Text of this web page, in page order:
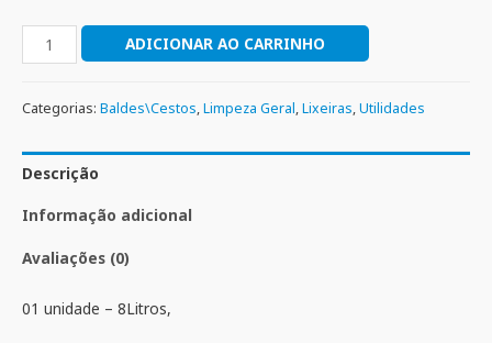
ADICIONAR AO CARRINHO
Categorias: Baldes\Cestos,Limpeza Geral,Lixeiras,Utilidades
Descrição
Informação adicional
Avaliações (0)
01 unidade – 8Litros,